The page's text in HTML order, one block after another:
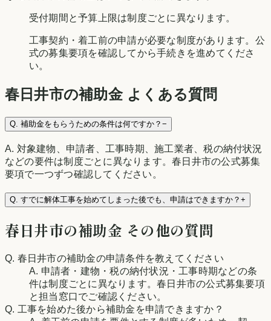
受付期間と予算上限は制度ごとに異なります。
工事契約・着工前の申請が必要な制度があります。公
式の募集要項を確認してから手続きを進めてくださ
い。
春日井市の補助金 よくある質問
Q. 補助金をもらうための条件は何ですか？ −
A. 対象建物、申請者、工事時期、施工業者、税の納付状況
などの要件は制度ごとに異なります。春日井市の公式募集
要項で一つずつ確認してください。
Q. すでに解体工事を始めてしまった後でも、申請はできますか？ +
春日井市の補助金 その他の質問
Q. 春日井市の補助金の申請条件を教えてください
A. 申請者・建物・税の納付状況・工事時期などの条
件は制度ごとに異なります。春日井市の公式募集要項
と担当窓口でご確認ください。
Q. 工事を始めた後から補助金を申請できますか？